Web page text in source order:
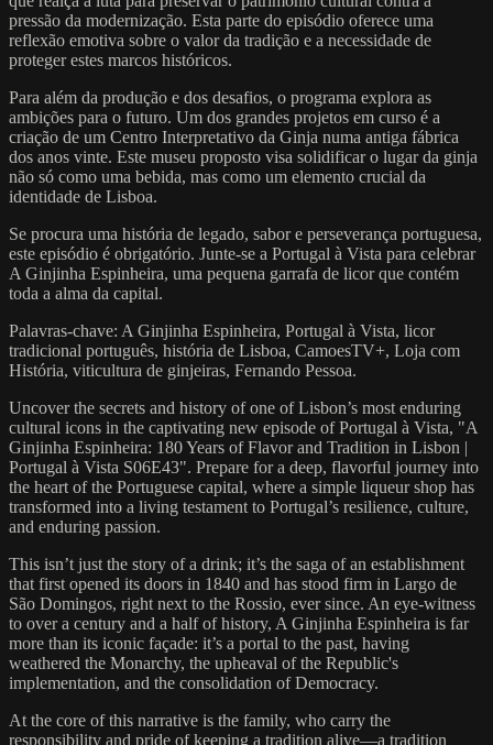
pressão da modernização. Esta parte do episódio oferece uma
reflexão emotiva sobre o valor da tradição e a necessidade de
proteger estes marcos históricos.
Para além da produção e dos desafios, o programa explora as
ambições para o futuro. Um dos grandes projetos em curso é a
criação de um Centro Interpretativo da Ginja numa antiga fábrica
dos anos vinte. Este museu proposto visa solidificar o lugar da ginja
não só como uma bebida, mas como um elemento crucial da
identidade de Lisboa.
Se procura uma história de legado, sabor e perseverança portuguesa,
este episódio é obrigatório. Junte-se a Portugal à Vista para celebrar
A Ginjinha Espinheira, uma pequena garrafa de licor que contém
toda a alma da capital.
Palavras-chave: A Ginjinha Espinheira, Portugal à Vista, licor
tradicional português, história de Lisboa, CamoesTV+, Loja com
História, viticultura de ginjeiras, Fernando Pessoa.
Uncover the secrets and history of one of Lisbon’s most enduring
cultural icons in the captivating new episode of Portugal à Vista, "A
Ginjinha Espinheira: 180 Years of Flavor and Tradition in Lisbon |
Portugal à Vista S06E43". Prepare for a deep, flavorful journey into
the heart of the Portuguese capital, where a simple liqueur shop has
transformed into a living testament to Portugal’s resilience, culture,
and enduring passion.
This isn’t just the story of a drink; it’s the saga of an establishment
that first opened its doors in 1840 and has stood firm in Largo de
São Domingos, right next to the Rossio, ever since. An eye-witness
to over a century and a half of history, A Ginjinha Espinheira is far
more than its iconic façade: it’s a portal to the past, having
weathered the Monarchy, the upheaval of the Republic's
implementation, and the consolidation of Democracy.
At the core of this narrative is the family, who carry the
responsibility and pride of keeping a tradition alive—a tradition